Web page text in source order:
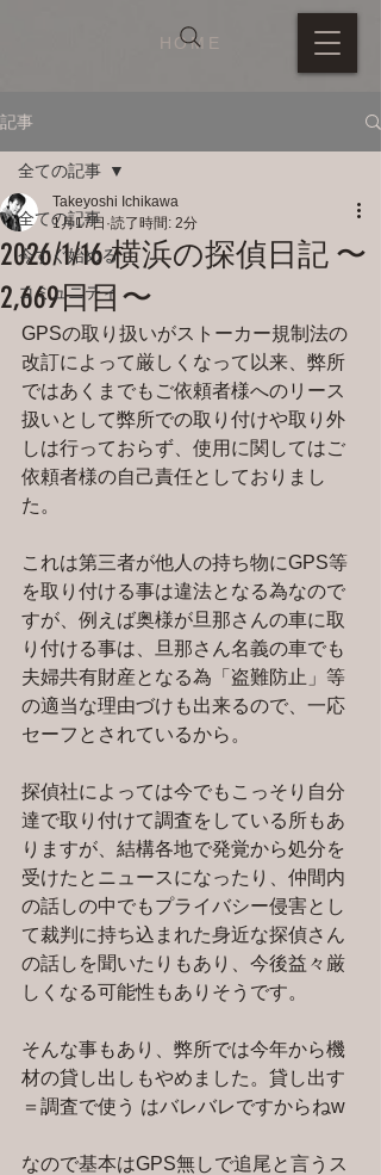
HOME
記事
全ての記事
今すぐ始める
コミュニティ
全ての記事
2026/1/16 横浜の探偵日記 〜
2,669日目〜
Takeyoshi Ichikawa
1月17日 読了時間: 2分
GPSの取り扱いがストーカー規制法の
改訂によって厳しくなって以来、弊所
ではあくまでもご依頼者様へのリース
扱いとして弊所での取り付けや取り外
しは行っておらず、使用に関してはご
依頼者様の自己責任としておりまし
た。
これは第三者が他人の持ち物にGPS等
を取り付ける事は違法となる為なので
すが、例えば奥様が旦那さんの車に取
り付ける事は、旦那さん名義の車でも
夫婦共有財産となる為「盗難防止」等
の適当な理由づけも出来るので、一応
セーフとされているから。
探偵社によっては今でもこっそり自分
達で取り付けて調査をしている所もあ
りますが、結構各地で発覚から処分を
受けたとニュースになったり、仲間内
の話しの中でもプライバシー侵害とし
て裁判に持ち込まれた身近な探偵さん
の話しを聞いたりもあり、今後益々厳
しくなる可能性もありそうです。
そんな事もあり、弊所では今年から機
材の貸し出しもやめました。貸し出す
＝調査で使う はバレバレですからねw
なので基本はGPS無しで追尾と言うス